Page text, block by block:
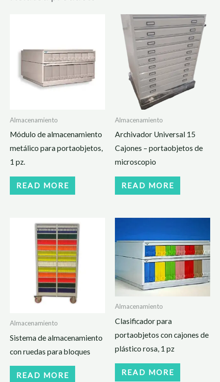
Almacenamiento
Módulo de almacenamiento
metálico para portaobjetos,
1 pz.
READ MORE
Almacenamiento
Archivador Universal 15
Cajones – portaobjetos de
microscopio
READ MORE
Almacenamiento
Sistema de almacenamiento
con ruedas para bloques
READ MORE
Almacenamiento
Clasificador para
portaobjetos con cajones de
plástico rosa, 1 pz
READ MORE